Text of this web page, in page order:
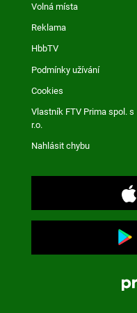
Volná místa
Reklama
HbbTV
Podmínky užívání
Cookies
Vlastník FTV Prima spol. s
r.o.
Nahlásit chybu